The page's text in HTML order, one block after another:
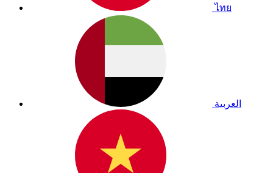
ไทย
العربية